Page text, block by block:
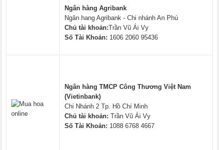
Ngân hàng Agribank
Ngân hang Agribank - Chi nhánh An Phú
Chủ tài khoản:Trần Vũ Ái Vy
Số Tài Khoản: 1606 2060 95436
Ngân hàng TMCP Công Thương Việt Nam
(Vietinbank)
Chi Nhánh 2 Tp. Hồ Chí Minh
Chủ tài khoản: Trần Vũ Ái Vy
Số Tài Khoản: 1088 6768 4667